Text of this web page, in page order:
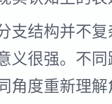
支结构并不
义很强。不
角度重新理